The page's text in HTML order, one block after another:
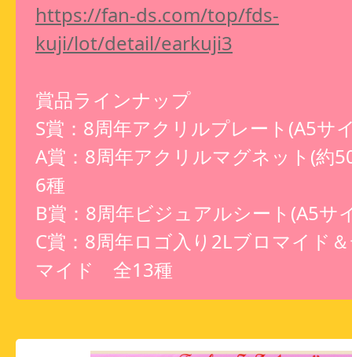
https://fan-ds.com/top/fds-
kuji/lot/detail/earkuji3
賞品ラインナップ
S賞：8周年アクリルプレート(A5サ
A賞：8周年アクリルマグネット(
6種
B賞：8周年ビジュアルシート(A5
C賞：8周年ロゴ入り2Lブロマイド
マイド 全13種